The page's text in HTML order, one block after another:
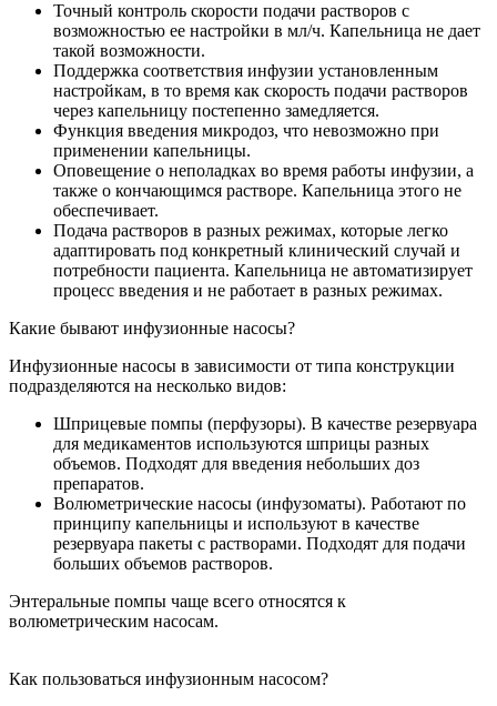
Точный контроль скорости подачи растворов с
возможностью ее настройки в мл/ч. Капельница не дает
такой возможности.
Поддержка соответствия инфузии установленным
настройкам, в то время как скорость подачи растворов
через капельницу постепенно замедляется.
Функция введения микродоз, что невозможно при
применении капельницы.
Оповещение о неполадках во время работы инфузии, а
также о кончающимся растворе. Капельница этого не
обеспечивает.
Подача растворов в разных режимах, которые легко
адаптировать под конкретный клинический случай и
потребности пациента. Капельница не автоматизирует
процесс введения и не работает в разных режимах.
Какие бывают инфузионные насосы?
Инфузионные насосы в зависимости от типа конструкции
подразделяются на несколько видов:
Шприцевые помпы (перфузоры). В качестве резервуара
для медикаментов используются шприцы разных
объемов. Подходят для введения небольших доз
препаратов.
Волюметрические насосы (инфузоматы). Работают по
принципу капельницы и используют в качестве
резервуара пакеты с растворами. Подходят для подачи
больших объемов растворов.
Энтеральные помпы чаще всего относятся к
волюметрическим насосам.
Как пользоваться инфузионным насосом?